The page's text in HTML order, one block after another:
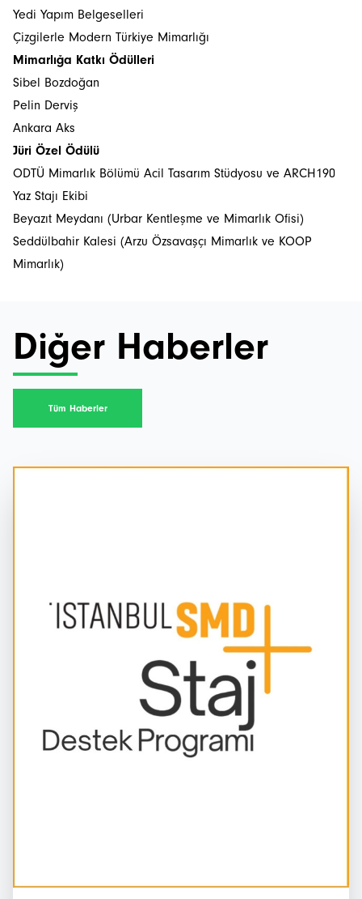
Yedi Yapım Belgeselleri
Çizgilerle Modern Türkiye Mimarlığı​
Mimarlığa Katkı Ödülleri
Sibel Bozdoğan
Pelin Derviş
Ankara Aks​
Jüri Özel Ödülü
ODTÜ Mimarlık Bölümü Acil Tasarım Stüdyosu ve ARCH190
Yaz Stajı Ekibi
Beyazıt Meydanı (Urbar Kentleşme ve Mimarlık Ofisi)
Seddülbahir Kalesi (Arzu Özsavaşçı Mimarlık ve KOOP
Mimarlık)
Diğer Haberler
Tüm Haberler